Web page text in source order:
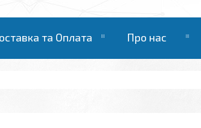
та Оплата Про нас